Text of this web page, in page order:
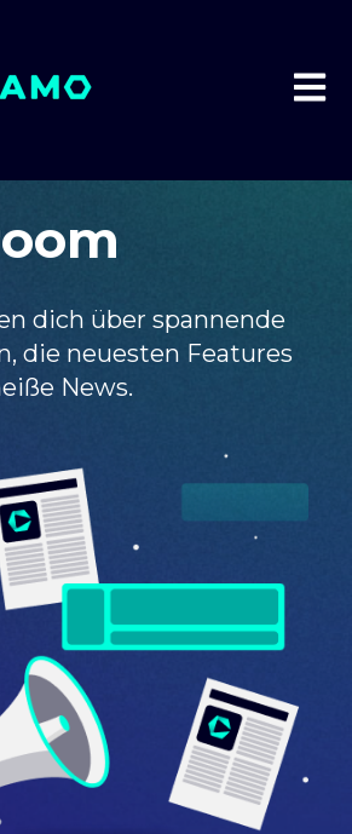
dich über spannende
die neuesten Features
News.